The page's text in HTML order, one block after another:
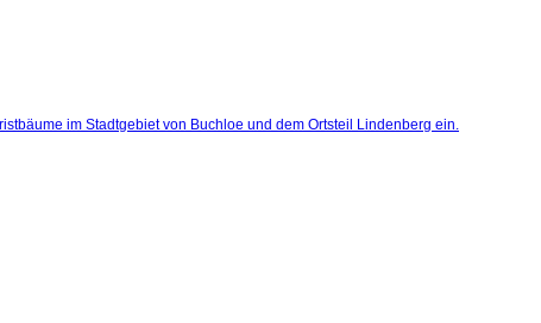
im Stadtgebiet von Buchloe und dem Ortsteil Lindenberg ein.